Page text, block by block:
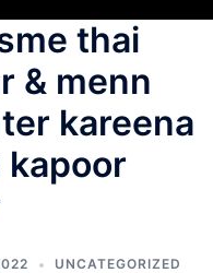
thai
& menn
kareena
kapoor
UNCATEGORIZED